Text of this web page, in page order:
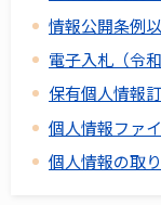
情報公開条例
電子入札（令
保有個人情報
個人情報ファ
個人情報の取